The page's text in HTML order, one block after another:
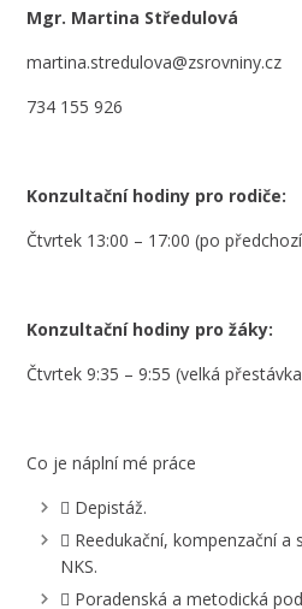
Mgr. Martina Středulová
martina.stredulova@zsrovniny.cz
734 155 926
Konzultační hodiny pro rodiče:
Čtvrtek 13:00 – 17:00 (po
Konzultační hodiny pro žáky:
Čtvrtek 9:35 – 9:55 (velká
Co je náplní mé práce
 Depistáž.
 Reedukační, kompenzační a
NKS.
 Poradenská a metodická